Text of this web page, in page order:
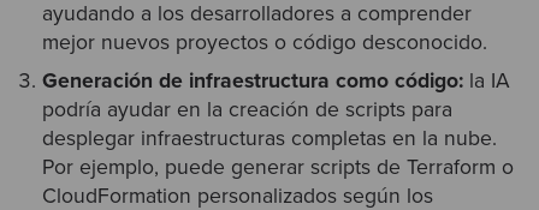
ayudando a los desarrolladores a comprender
mejor nuevos proyectos o código desconocido.
Generación de infraestructura como código: la IA
podría ayudar en la creación de scripts para
desplegar infraestructuras completas en la nube.
Por ejemplo, puede generar scripts de Terraform o
CloudFormation personalizados según los